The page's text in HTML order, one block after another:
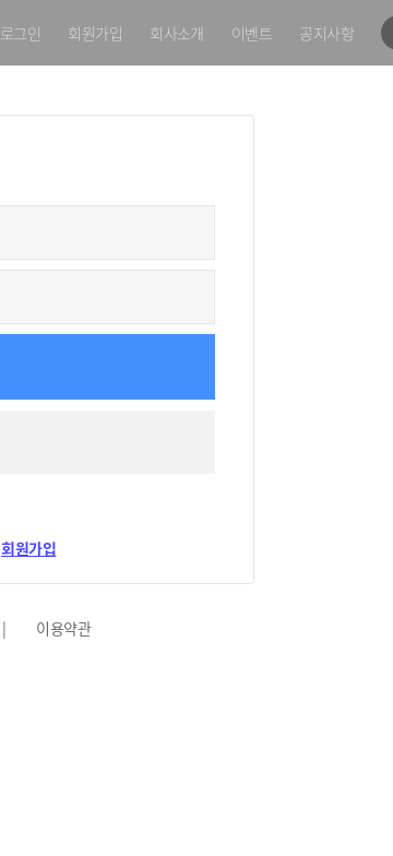
로그인 회원가입 회사소개 이벤트 공지사항
회원가입
| 이용약관